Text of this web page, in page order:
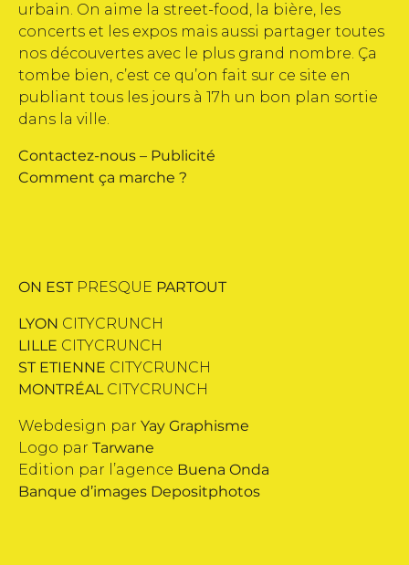
urbain. On aime la street-food, la bière, les
concerts et les expos mais aussi partager toutes
nos découvertes avec le plus grand nombre. Ça
tombe bien, c’est ce qu’on fait sur ce site en
publiant tous les jours à 17h un bon plan sortie
dans la ville.
Contactez-nous – Publicité
Comment ça marche ?
ON EST PRESQUE PARTOUT
LYON CITYCRUNCH
LILLE CITYCRUNCH
ST ETIENNE CITYCRUNCH
MONTRÉALCITYCRUNCH
Webdesign par Yay Graphisme
Logo par Tarwane
Edition par l’agence Buena Onda
Banque d’images Depositphotos